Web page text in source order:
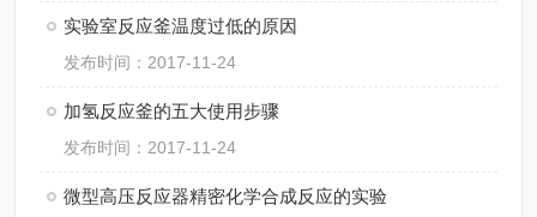
实验室反应釜温度过低的原因
发布时间：2017-11-24
加氢反应釜的五大使用步骤
发布时间：2017-11-24
微型高压反应器精密化学合成反应的实验